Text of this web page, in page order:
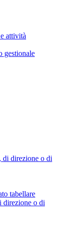
attività
gestionale
direzione o di
tabellare
direzione o di